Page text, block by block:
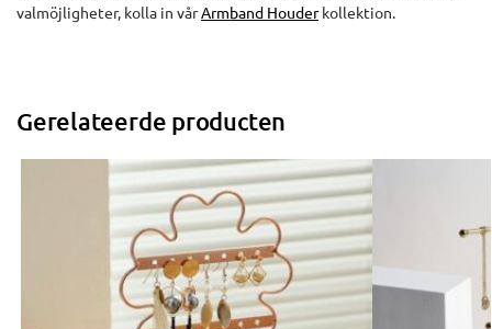
valmöjligheter, kolla in vårArmband Houderkollektion.
Gerelateerde producten